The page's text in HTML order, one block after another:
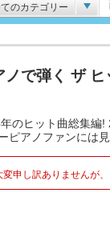
のカテゴリー
ノで弾く ザ
のヒット曲総集編
ピアノファンには
申し訳ありませんが、